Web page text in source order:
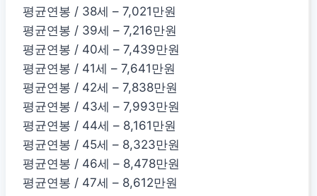
평균연봉 / 38세 – 7,021만원
평균연봉 / 39세 – 7,216만원
평균연봉 / 40세 – 7,439만원
평균연봉 / 41세 – 7,641만원
평균연봉 / 42세 – 7,838만원
평균연봉 / 43세 – 7,993만원
평균연봉 / 44세 – 8,161만원
평균연봉 / 45세 – 8,323만원
평균연봉 / 46세 – 8,478만원
평균연봉 / 47세 – 8,612만원